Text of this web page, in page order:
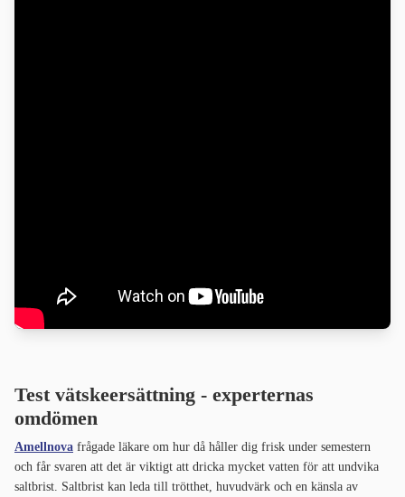
Test vätskeersättning - experternas
omdömen
Amellnova frågade läkare om hur då håller dig frisk under semestern
och får svaren att det är viktigt att dricka mycket vatten för att undvika
saltbrist. Saltbrist kan leda till trötthet, huvudvärk och en känsla av